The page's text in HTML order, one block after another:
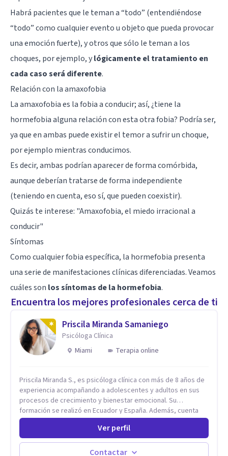
Habrá pacientes que le teman a “todo” (entendiéndose
“todo” como cualquier evento u objeto que pueda provocar
una emoción fuerte), y otros que sólo le teman a los
choques, por ejemplo, ylógicamente el tratamiento en
cada caso será diferente.
Relación con la amaxofobia
La amaxofobia es la fobia a conducir; así, ¿tiene la
hormefobia alguna relación con esta otra fobia? Podría ser,
ya que en ambas puede existir el temor a sufrir un choque,
por ejemplo mientras conducimos.
Es decir, ambas podrían aparecer de forma comórbida,
aunque deberían tratarse de forma independiente
(teniendo en cuenta, eso sí, que pueden coexistir).
Quizás te interese: "Amaxofobia, el miedo irracional a
conducir"
Síntomas
Como cualquier fobia específica, la hormefobia presenta
una serie de manifestaciones clínicas diferenciadas. Veamos
cuáles son los síntomas de la hormefobia.
Encuentra los mejores profesionales cerca de ti
Priscila Miranda Samaniego
Psicóloga Clínica
Miami
Terapia online
Priscila Miranda S., es psicóloga clínica con más de 8 años de
experiencia acompañando a adolescentes y adultos en sus
procesos de crecimiento y bienestar emocional. Su
formación se realizó en Ecuador y España. Además, cuenta
con un Máster en Psicooncología (INEFOC) y diversos
diplomados que respaldan su práctica profesional. Se
especializo en ansiedad, autoestima, dependencia
emocional, depresión, desarrollo personal, prevención del
Ver perfil
Contactar